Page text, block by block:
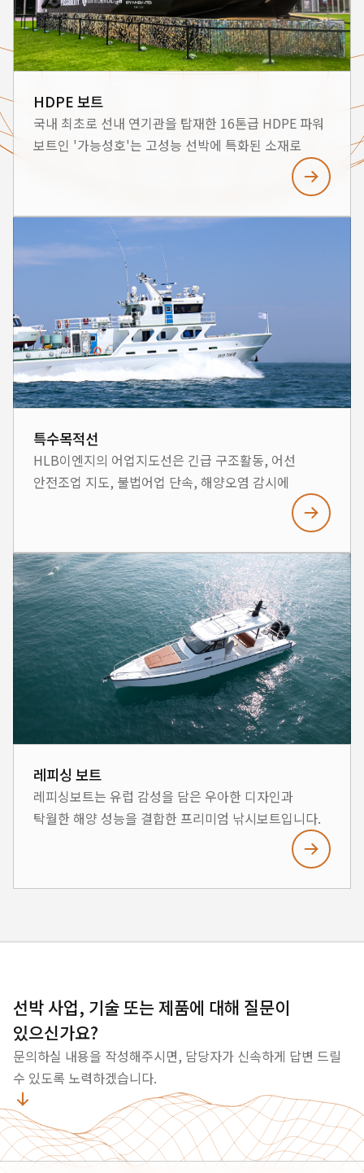
HDPE 보트
국내 최초로 선내 연기관을 탑재한 16톤급 HDPE 파워
보트인 '가능성호'는 고성능 선박에 특화된 소재로
제작되어 국내외 해양경찰과 해군의 고속구조정 및
파일럿보트로 활용되고 있습니다. 혁신적인 선형
설계와 선체 구조로 선속 향상 및 연료 절감을
실현하였으며, 친환경적인 전기 시스템을 사용하여
지속 가능한 해양 환경을 추구합니다.
특수목적선
HLB이엔지의 어업지도선은 긴급 구조활동, 어선
안전조업 지도, 불법어업 단속, 해양오염 감시에
최적화된 선박으로 디자인되었습니다. 최첨단의 기술과
알루미늄에 적합한 선체 설계를 적용하였으며, 다기능
어업지도선의 목적에 부합하는 공간 활용 및 장비
배치가 특징입니다. 또한 항해에 필요한 최첨단 장치와
신개념 기술을 접목하여 운항의 편의를 제공합니다.
레피싱 보트
레피싱보트는 유럽 감성을 담은 우아한 디자인과
탁월한 해양 성능을 결합한 프리미엄 낚시보트입니다.
가족 단위의 레저활동에 최적화된 구조로, 낚시와
휴식을 모두 만족시켜주는 새로운 기준을 제시합니다.
선박 사업, 기술 또는 제품에 대해 질문이
있으신가요?
문의하실 내용을 작성해주시면, 담당자가 신속하게 답변 드릴
수 있도록 노력하겠습니다.